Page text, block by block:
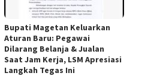
Bupati Magetan Keluarkan
Aturan Baru: Pegawai
Dilarang Belanja & Jualan
Saat Jam Kerja, LSM Apresiasi
Langkah Tegas Ini